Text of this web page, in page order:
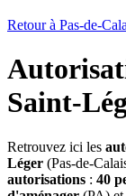
Retour à Pas-de-
Saint-
Retrouvez ici les
Léger (Pas-de-
autorisations : 40